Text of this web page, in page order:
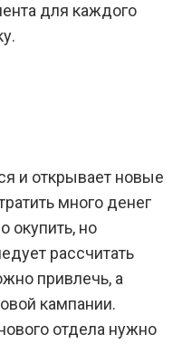
для каждого
и открывает новые
много денег
окупить, но
рассчитать
привлечь, а
кампании.
отдела нужно